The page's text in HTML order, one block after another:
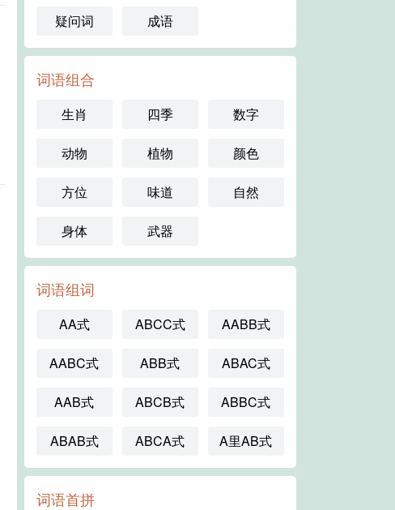
疑问词 成语
词语组合
生肖 四季 数字
动物 植物 颜色
方位 味道 自然
身体 武器
词语组词
AA式 ABCC式 AABB式
AABC式 ABB式 ABAC式
AAB式 ABCB式 ABBC式
ABAB式 ABCA式 A里AB式
词语首拼